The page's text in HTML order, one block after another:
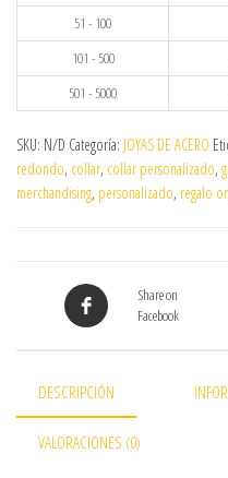
51 - 100
101 - 500
501 - 5000
SKU: N/D Categoría: JOYAS DE ACERO
redondo, collar, collar personalizado,
merchandising, personalizado, regalo
Share on
Facebook
DESCRIPCIÓN
VALORACIONES (0)